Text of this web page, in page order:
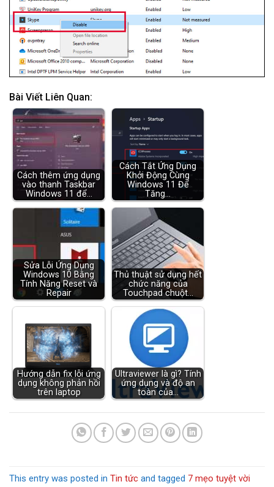
Bài Viết Liên Quan:
Cách thêm ứng dụng
vào thanh Taskbar
Windows 11 để…
Cách Tắt Ứng Dụng
Khởi Động Cùng
Windows 11 Để
Tăng…
Sửa Lỗi Ứng Dụng
Windows 10 Bằng
Tính Năng Reset và
Repair
Thủ thuật sử dụng hết
chức năng của
Touchpad chuột…
Hướng dẫn fix lỗi ứng
dụng không phản hồi
trên laptop
Ultraviewer là gì? Tính
ứng dụng và độ an
toàn của…
This entry was posted in Tin tức and tagged 7 mẹo tuyệt vời